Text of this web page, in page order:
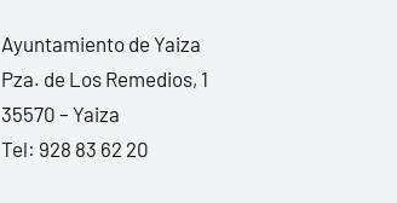
Ayuntamiento de Yaiza
Pza. de Los Remedios, 1
35570 – Yaiza
Tel: 928 83 62 20